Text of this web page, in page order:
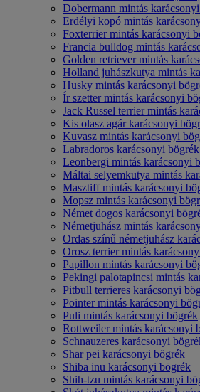
Dobermann mintás
Erdélyi kopó mintás
Foxterrier mintás karácsonyi
Francia bulldog mintás
Golden retriever mintás
Holland juhászkutya mintás
Husky mintás karácsonyi
Ír szetter mintás karácsonyi
Jack Russel terrier mintás
Kis olasz agár karácsonyi
Kuvasz mintás karácsonyi
Labradoros karácsonyi bögrék
Leonbergi mintás karácsonyi
Máltai selyemkutya mintás
Masztiff mintás karácsonyi
Mopsz mintás karácsonyi
Német dogos karácsonyi
Németjuhász mintás
Ordas színű németjuhász
Orosz terrier mintás
Papillon mintás karácsonyi
Pekingi palotapincsi mintás
Pitbull terrieres karácsonyi
Pointer mintás karácsonyi
Puli mintás karácsonyi bögrék
Rottweiler mintás karácsonyi
Schnauzeres karácsonyi
Shar pei karácsonyi bögrék
Shiba inu karácsonyi bögrék
Shih-tzu mintás karácsonyi